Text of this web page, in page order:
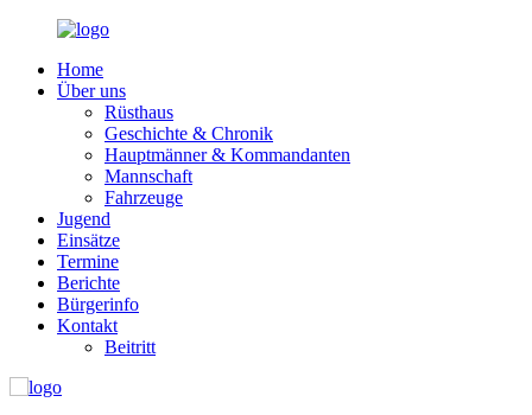
Home
Über uns
Rüsthaus
Geschichte & Chronik
Hauptmänner & Kommandanten
Mannschaft
Fahrzeuge
Jugend
Einsätze
Termine
Berichte
Bürgerinfo
Kontakt
Beitritt